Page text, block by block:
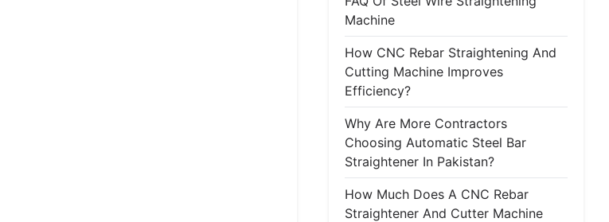
Machine
How CNC Rebar Straightening And
Cutting Machine Improves
Efficiency?
Why Are More Contractors
Choosing Automatic Steel Bar
Straightener In Pakistan?
How Much Does A CNC Rebar
Straightener And Cutter Machine